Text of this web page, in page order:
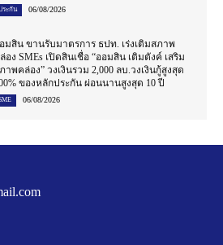
ระกัน 06/08/2026
มสิน ขานรับมาตรการ ธปท. เร่งเติมสภาพ
อง SMEs เปิดสินเชื่อ “ออมสิน เติมตังค์ เสริม
าพคล่อง” วงเงินรวม 2,000 ลบ.วงเงินกู้สูงสุด
ของหลักประกัน ผ่อนนานสูงสุด 10 ปี
06/08/2026